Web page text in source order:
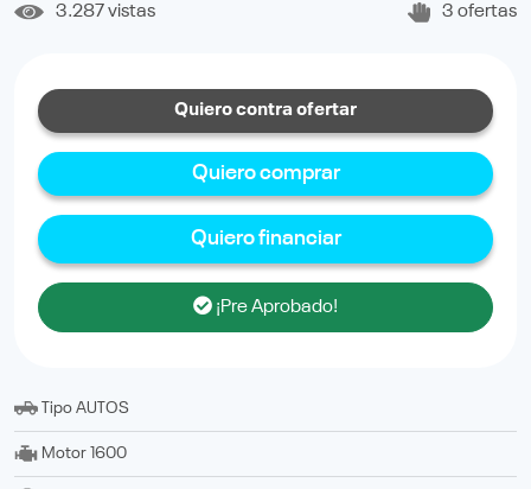
3.287 vistas 3 ofertas
Quiero contra ofertar
Quiero comprar
Quiero financiar
¡Pre Aprobado!
Tipo AUTOS
Motor 1600